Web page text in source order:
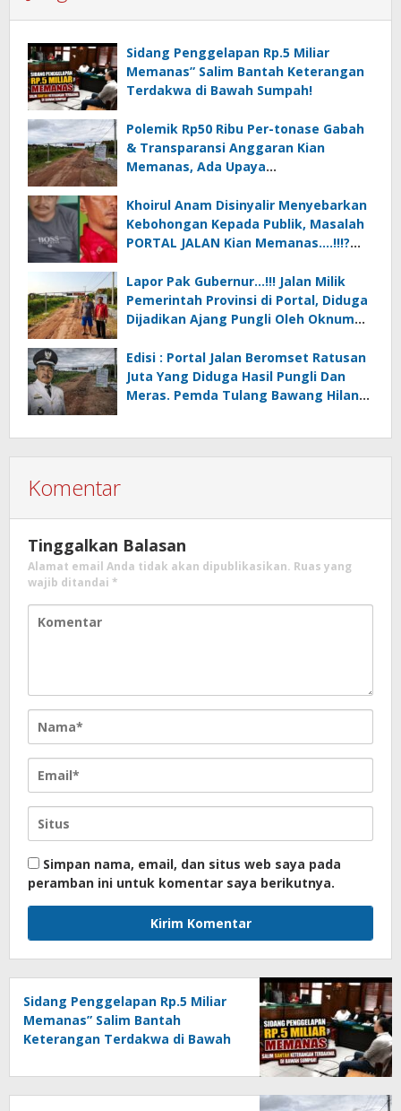
Sidang Penggelapan Rp.5 Miliar
Memanas” Salim Bantah Keterangan
Terdakwa di Bawah Sumpah!
Polemik Rp50 Ribu Per-tonase Gabah
& Transparansi Anggaran Kian
Memanas, Ada Upaya
PORTAL vs KEBIJAKAN BODONG
Khoirul Anam Disinyalir Menyebarkan
Kebohongan Kepada Publik, Masalah
PORTAL JALAN Kian Memanas….!!!?
Bodong).
Lapor Pak Gubernur…!!! Jalan Milik
Pemerintah Provinsi di Portal, Diduga
Dijadikan Ajang Pungli Oleh Oknum
Edisi : Portal Jalan Beromset Ratusan
Juta Yang Diduga Hasil Pungli Dan
Meras. Pemda Tulang Bawang Hilang
Komentar
Tinggalkan Balasan
Alamat email Anda tidak akan dipublikasikan. Ruas yang
wajib ditandai *
Simpan nama, email, dan situs web saya pada
peramban ini untuk komentar saya berikutnya.
Sidang Penggelapan Rp.5 Miliar
Memanas” Salim Bantah
Keterangan Terdakwa di Bawah